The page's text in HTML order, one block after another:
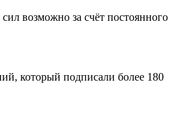
возможно за счёт постоянного
который подписали более 180